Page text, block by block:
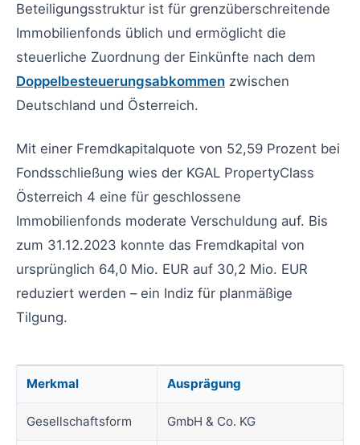
Beteiligungsstruktur ist für grenzüberschreitende
Immobilienfonds üblich und ermöglicht die
steuerliche Zuordnung der Einkünfte nach dem
Doppelbesteuerungsabkommen zwischen
Deutschland und Österreich.
Mit einer Fremdkapitalquote von 52,59 Prozent bei
Fondsschließung wies der KGAL PropertyClass
Österreich 4 eine für geschlossene
Immobilienfonds moderate Verschuldung auf. Bis
zum 31.12.2023 konnte das Fremdkapital von
ursprünglich 64,0 Mio. EUR auf 30,2 Mio. EUR
reduziert werden – ein Indiz für planmäßige
Tilgung.
Merkmal Ausprägung
Gesellschaftsform GmbH & Co. KG